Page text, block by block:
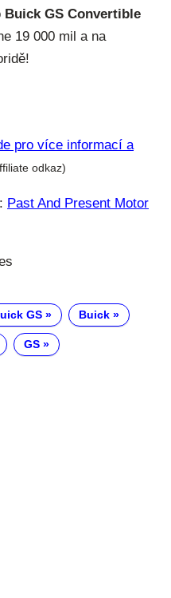
Buick GS Convertible
19 000 mil a na
pro více informací a
odkaz)
: Past And Present Motor
GS Buick
GS